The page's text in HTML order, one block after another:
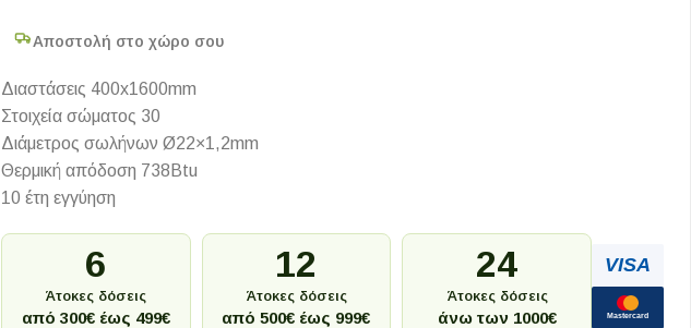
Αποστολή στο χώρο σου
Διαστάσεις 400x1600mm
Στοιχεία σώματος 30
Διάμετρος σωλήνων Ø22×1,2mm
Θερμική απόδοση 738Btu
10 έτη εγγύηση
6
Άτοκες δόσεις
από 300€ έως 499€
12
Άτοκες δόσεις
από 500€ έως 999€
24
Άτοκες δόσεις
άνω των 1000€
VISA
Mastercard